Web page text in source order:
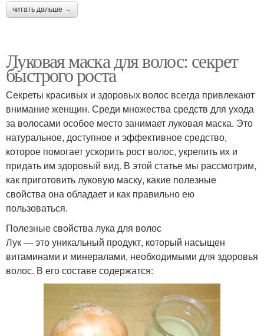
читать дальше →
Луковая маска для волос: секрет
быстрого роста
Секреты красивых и здоровых волос всегда привлекают
внимание женщин. Среди множества средств для ухода
за волосами особое место занимает луковая маска. Это
натуральное, доступное и эффективное средство,
которое помогает ускорить рост волос, укрепить их и
придать им здоровый вид. В этой статье мы рассмотрим,
как приготовить луковую маску, какие полезные
свойства она обладает и как правильно ею
пользоваться.
Полезные свойства лука для волос
Лук — это уникальный продукт, который насыщен
витаминами и минералами, необходимыми для здоровья
волос. В его составе содержатся: